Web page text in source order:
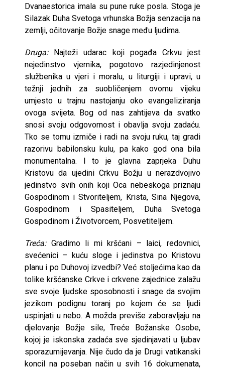
Dvanaestorica imala su pune ruke posla. Stoga je
Silazak Duha Svetoga vrhunska Božja senzacija na
zemlji, očitovanje Božje snage među ljudima.
Druga:Najteži udarac koji pogađa Crkvu jest
nejedinstvo vjernika, pogotovo razjedinjenost
službenika u vjeri i moralu, u liturgiji i upravi, u
težnji jednih za suobličenjem ovomu vijeku
umjesto u trajnu nastojanju oko evangeliziranja
ovoga svijeta. Bog od nas zahtijeva da svatko
snosi svoju odgovornost i obavlja svoju zadaću.
Tko se tomu izmiče i radi na svoju ruku, taj gradi
razorivu babilonsku kulu, pa kako god ona bila
monumentalna. I to je glavna zaprjeka Duhu
Kristovu da ujedini Crkvu Božju u nerazdvojivo
jedinstvo svih onih koji Oca nebeskoga priznaju
Gospodinom i Stvoriteljem, Krista, Sina Njegova,
Gospodinom i Spasiteljem, Duha Svetoga
Gospodinom i Životvorcem, Posvetiteljem.
Treća:Gradimo li mi kršćani – laici, redovnici,
svećenici – kuću sloge i jedinstva po Kristovu
planu i po Duhovoj izvedbi? Već stoljećima kao da
tolike kršćanske Crkve i crkvene zajednice zalažu
sve svoje ljudske sposobnosti i snage da svojim
jezikom podignu toranj po kojem će se ljudi
uspinjati u nebo. A možda previše zaboravljaju na
djelovanje Božje sile, Treće Božanske Osobe,
kojoj je iskonska zadaća sve sjedinjavati u ljubav
sporazumijevanja. Nije čudo da je Drugi vatikanski
koncil na poseban način u svih 16 dokumenata,